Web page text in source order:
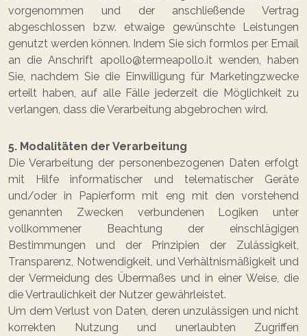
vorgenommen und der anschließende Vertrag
abgeschlossen bzw. etwaige gewünschte Leistungen
genutzt werden können. Indem Sie sich formlos per Email
an die Anschrift apollo@termeapollo.it wenden, haben
Sie, nachdem Sie die Einwilligung für Marketingzwecke
erteilt haben, auf alle Fälle jederzeit die Möglichkeit zu
verlangen, dass die Verarbeitung abgebrochen wird.
5. Modalitäten der Verarbeitung
Die Verarbeitung der personenbezogenen Daten erfolgt
mit Hilfe informatischer und telematischer Geräte
und/oder in Papierform mit eng mit den vorstehend
genannten Zwecken verbundenen Logiken unter
vollkommener Beachtung der einschlägigen
Bestimmungen und der Prinzipien der Zulässigkeit,
Transparenz, Notwendigkeit, und Verhältnismäßigkeit und
der Vermeidung des Übermaßes und in einer Weise, die
die Vertraulichkeit der Nutzer gewährleistet.
Um dem Verlust von Daten, deren unzulässigen und nicht
korrekten Nutzung und unerlaubten Zugriffen